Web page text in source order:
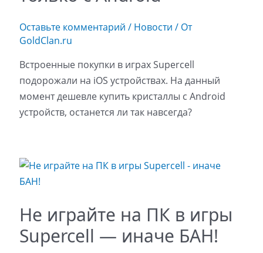
Оставьте комментарий / Новости / От
GoldClan.ru
Встроенные покупки в играх Supercell
подорожали на iOS устройствах. На данный
момент дешевле купить кристаллы с Android
устройств, останется ли так навсегда?
Не играйте на ПК в игры
Supercell — иначе БАН!